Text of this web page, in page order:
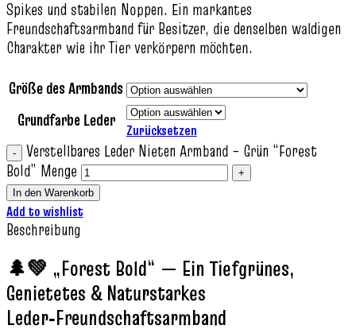
Spikes und stabilen Noppen. Ein markantes
Freundschaftsarmband für Besitzer, die denselben waldigen
Charakter wie ihr Tier verkörpern möchten.
Größe des Armbands
Grundfarbe Leder
Zurücksetzen
Verstellbares Leder Nieten Armband – Grün “Forest
Bold” Menge
In den Warenkorb
Add to wishlist
Beschreibung
🌲💚 „Forest Bold“ — Ein Tiefgrünes,
Genietetes & Naturstarkes
Leder‑Freundschaftsarmband